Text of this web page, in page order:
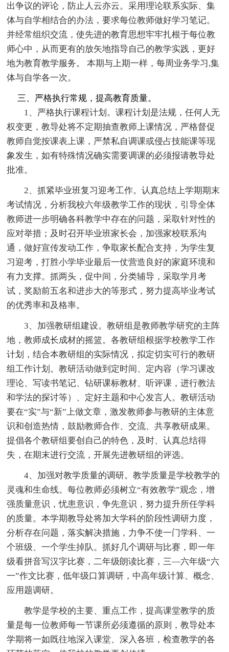
出争议的评论，防止人云亦云。采用理论联系实际、集
体与自学相结合的办法，要求每位教师做好学习笔记。
并经常组织交流，使先进的教育思想牢牢扎根于每位教
师心中，从而更有的放矢地指导自己的教学实践，更好
地为教育教学服务。 本期与上期一样，每周业务学习,集
体与自学各一次。
三、严格执行常规，提高教育质量。
1、严格执行课程计划。课程计划是法规，任何人无
权变更，教导处将不定期抽查教师上课情况，严格督促
教师自觉按课表上课，严禁私自调课或侵占技能课等现
象发生，如有特殊情况确实需要调课的必须报请教导处
批准。
2、抓紧毕业班复习迎考工作。认真总结上学期期末
考试情况，分析我校六年级教学工作的现状，引导全体
教师进一步明确各科教学中存在的问题，采取针对性的
应对举措；及时召开毕业班家长会，加强家校联系沟
通，做好宣传发动工作，争取家长配合支持，为学生复
习迎考，打胜小学毕业最后一仗营造良好的家庭环境和
有力支撑。抓两头，促中间，分类辅导，采取学月考
试，奖励前五名和进步大的等形式，努力提高毕业考试
的优秀率和及格率。
3、加强教研组建设。教研组是教师教学研究的主阵
地，教师成长成材的摇篮。各教研组根据学校教学工作
计划，结合本教研组的实际情况，拟定切实可行的教研
组工作计划。教研活动做到定时间、定内容（学习课改
理论、写读书笔记、钻研课标教材、听评课，进行教法
和学法的探讨等）、定好主题和中心发言人。教研活动
要在“实”与“新”上做文章，激发教师参与教研的主体意
识和创造热情，鼓励教师合作、交流、共享教研成果。
提倡各个教研组要创自己的特色，及时、认真总结得
失，在期末进行交流，开展先进教研组的评选。
4、加强对教学质量的调研。教学质量是学校教学的
灵魂和生命线。每位教师必须树立“有效教学”观念，增
强质量意识，忧患意识，争先意识，努力提升所任学科
的质量。本学期教导处将加大学科的阶段性调研力度，
分析存在问题，落实解决措施，力争不使一门学科、一
个班级、一个学生掉队。抓好几个调研与比赛，即一年
级看拼音写汉字比赛，二年级朗读比赛，三—六年级“六
一”作文比赛，低年级口算调研，中高年级计算、概念、
应用题调研。
教学是学校的主要、重点工作，提高课堂教学的质
量是每一位教师每一节课所必须遵循的原则，教导处本
学期将一如既往地深入课堂、深入各班，检查教学的各